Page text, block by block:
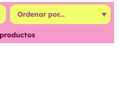
productos